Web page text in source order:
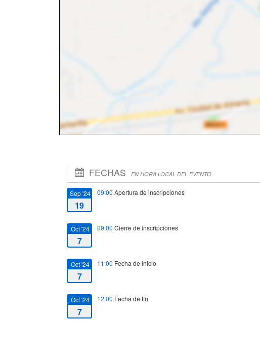
FECHAS EN HORA LOCAL DEL EVENTO
Sep '24
19
09:00 Apertura de inscripciones
Oct '24
7
09:00 Cierre de inscripciones
Oct '24
7
11:00 Fecha de inicio
Oct '24
7
12:00 Fecha de fin